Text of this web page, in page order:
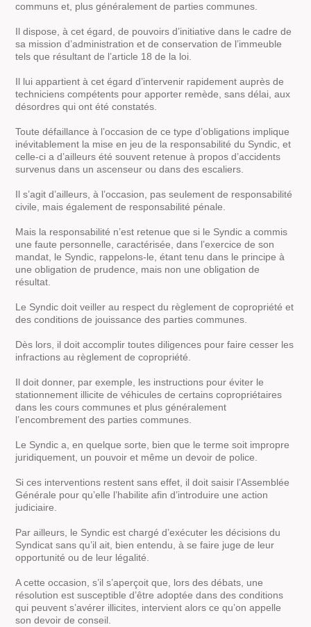
communs et, plus généralement de parties communes.
Il dispose, à cet égard, de pouvoirs d’initiative dans le cadre de
sa mission d’administration et de conservation de l’immeuble
tels que résultant de l’article 18 de la loi.
Il lui appartient à cet égard d’intervenir rapidement auprès de
techniciens compétents pour apporter remède, sans délai, aux
désordres qui ont été constatés.
Toute défaillance à l’occasion de ce type d’obligations implique
inévitablement la mise en jeu de la responsabilité du Syndic, et
celle-ci a d’ailleurs été souvent retenue à propos d’accidents
survenus dans un ascenseur ou dans des escaliers.
Il s’agit d’ailleurs, à l’occasion, pas seulement de responsabilité
civile, mais également de responsabilité pénale.
Mais la responsabilité n’est retenue que si le Syndic a commis
une faute personnelle, caractérisée, dans l’exercice de son
mandat, le Syndic, rappelons-le, étant tenu dans le principe à
une obligation de prudence, mais non une obligation de
résultat.
Le Syndic doit veiller au respect du règlement de copropriété et
des conditions de jouissance des parties communes.
Dès lors, il doit accomplir toutes diligences pour faire cesser les
infractions au règlement de copropriété.
Il doit donner, par exemple, les instructions pour éviter le
stationnement illicite de véhicules de certains copropriétaires
dans les cours communes et plus généralement
l’encombrement des parties communes.
Le Syndic a, en quelque sorte, bien que le terme soit impropre
juridiquement, un pouvoir et même un devoir de police.
Si ces interventions restent sans effet, il doit saisir l’Assemblée
Générale pour qu’elle l’habilite afin d’introduire une action
judiciaire.
Par ailleurs, le Syndic est chargé d’exécuter les décisions du
Syndicat sans qu’il ait, bien entendu, à se faire juge de leur
opportunité ou de leur légalité.
A cette occasion, s’il s’aperçoit que, lors des débats, une
résolution est susceptible d’être adoptée dans des conditions
qui peuvent s’avérer illicites, intervient alors ce qu’on appelle
son devoir de conseil.